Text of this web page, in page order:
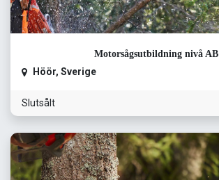
Motorsågsutbildning nivå AB
Höör, Sverige
Slutsålt